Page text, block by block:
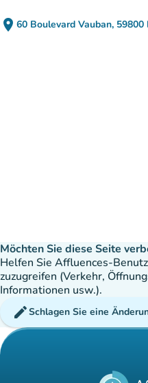
place 60 Boulevard Vauban, 59800
(in Google
(new tab)
Möchten Sie diese Seite
Helfen Sie Affluences-
zuzugreifen (Verkehr,
Informationen usw.).
editSchlagen Sie eine